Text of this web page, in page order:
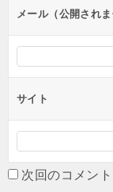
ンメール（公開されま
サイト
次回のコメン